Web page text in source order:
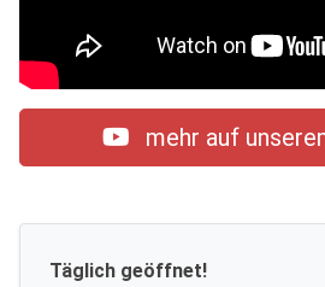
mehr auf
Täglich geöffnet!